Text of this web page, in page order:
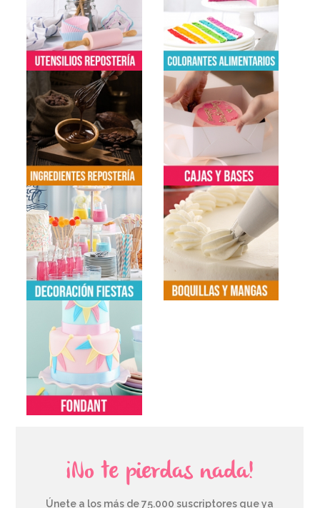
¡No te pierdas nada!
Únete a los más de 75.000 suscriptores que ya